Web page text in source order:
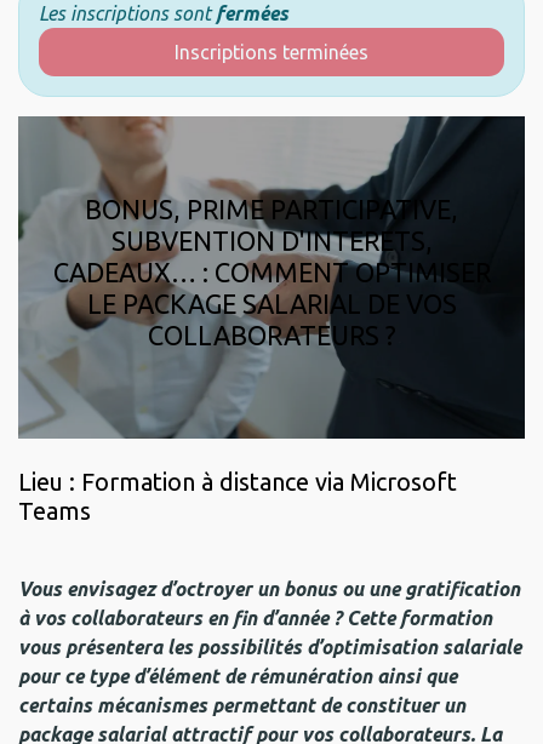
Les inscriptions sontfermées
Inscriptions terminées
BONUS, PRIME PARTICIPATIVE,
SUBVENTION D'INTERETS,
CADEAUX… : COMMENT OPTIMISER
LE PACKAGE SALARIAL DE VOS
COLLABORATEURS ?
Lieu : Formation à distance via Microsoft
Teams
Vous envisagez d’octroyer un bonus ou une gratification
à vos collaborateurs en fin d’année ? Cette formation
vous présentera les possibilités d’optimisation salariale
pour ce type d’élément de rémunération ainsi que
certains mécanismes permettant de constituer un
package salarial attractif pour vos collaborateurs. La